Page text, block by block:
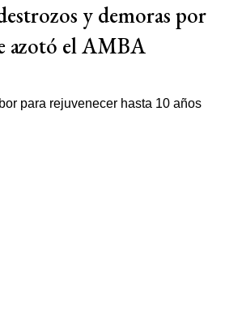
y demoras por
azotó el AMBA